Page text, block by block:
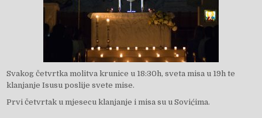
Svakog četvrtka molitva krunice u 18:30h, sveta misa u 19h te
klanjanje Isusu poslije svete mise.
Prvi četvrtak u mjesecu klanjanje i misa su u Sovićima.